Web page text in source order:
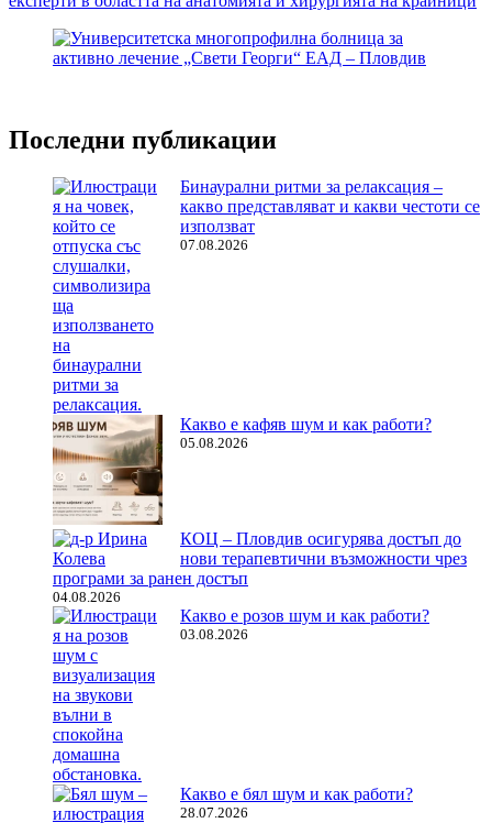
Последни публикации
Бинаурални ритми за релаксация –
какво представляват и какви честоти се
използват
07.08.2026
Какво е кафяв шум и как работи?
05.08.2026
КОЦ – Пловдив осигурява достъп до
нови терапевтични възможности чрез
програми за ранен достъп
04.08.2026
Какво е розов шум и как работи?
03.08.2026
Какво е бял шум и как работи?
28.07.2026